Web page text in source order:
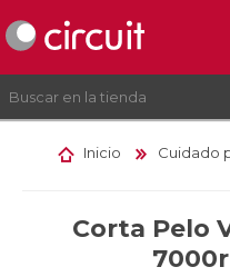
INICIAR SESIÓN
Inicio Cuidado
Corta Pelo